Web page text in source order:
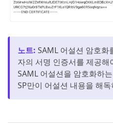
노트: SAML 어설션 암호화
자의 서명 인증서를 제공해
SAML 어설션을 암호화하
SP만이 어설션 내용을 해